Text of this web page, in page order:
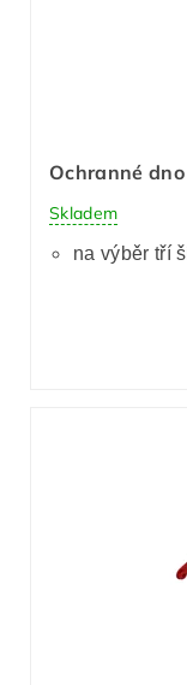
Ochranné
Skladem
na výběr tří